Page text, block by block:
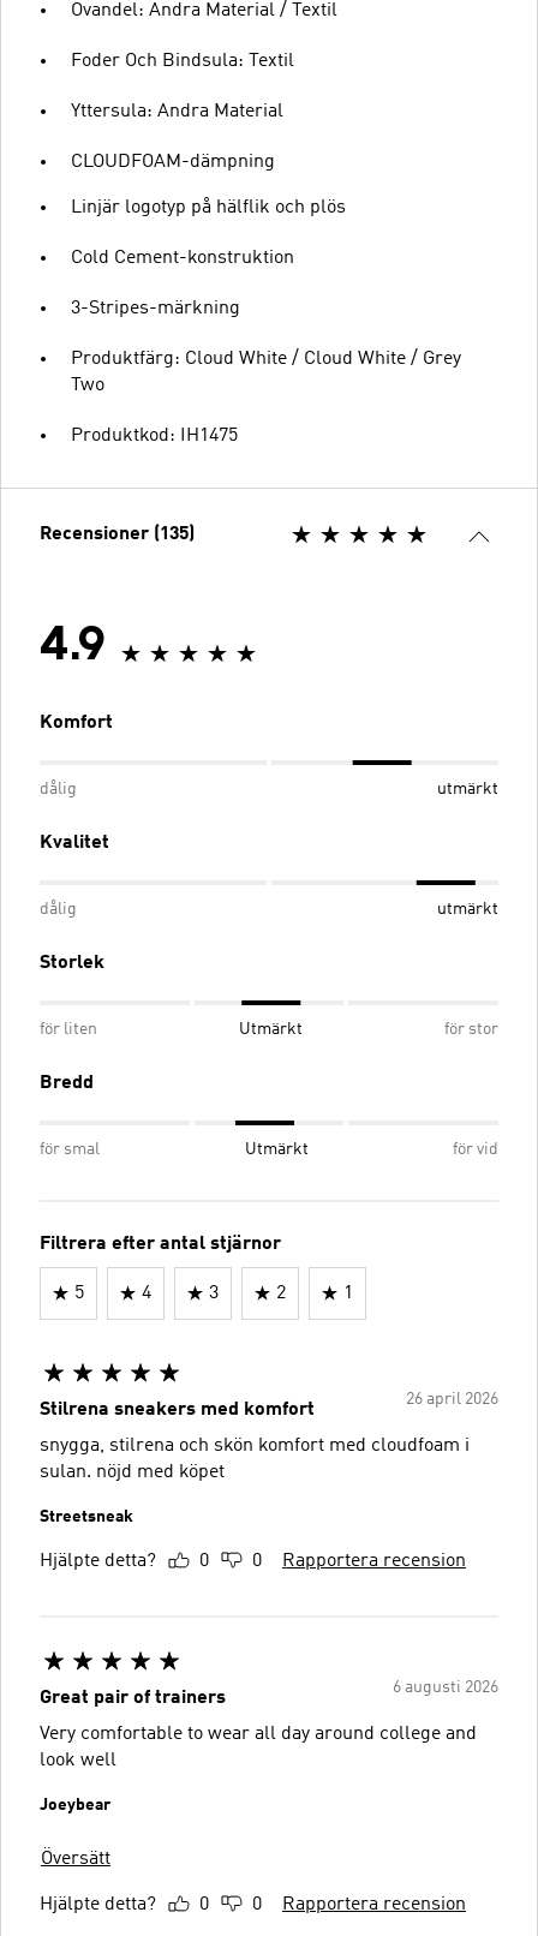
Ovandel: Andra Material / Textil
Foder Och Bindsula: Textil
Yttersula: Andra Material
CLOUDFOAM-dämpning
Linjär logotyp på hälflik och plös
Cold Cement-konstruktion
3-Stripes-märkning
Produktfärg: Cloud White / Cloud White / Grey
Two
Produktkod: IH1475
Recensioner (135)
4.9
Komfort
dålig utmärkt
Kvalitet
dålig utmärkt
Storlek
för liten Utmärkt för stor
Bredd
för smal Utmärkt för vid
Filtrera efter antal stjärnor
5 4 3 2 1
26 april 2026
Stilrena sneakers med komfort
snygga, stilrena och skön komfort med cloudfoam i
sulan. nöjd med köpet
Streetsneak
Hjälpte detta? 0 0 Rapportera recension
6 augusti 2026
Great pair of trainers
Very comfortable to wear all day around college and
look well
Joeybear
Översätt
Hjälpte detta? 0 0 Rapportera recension